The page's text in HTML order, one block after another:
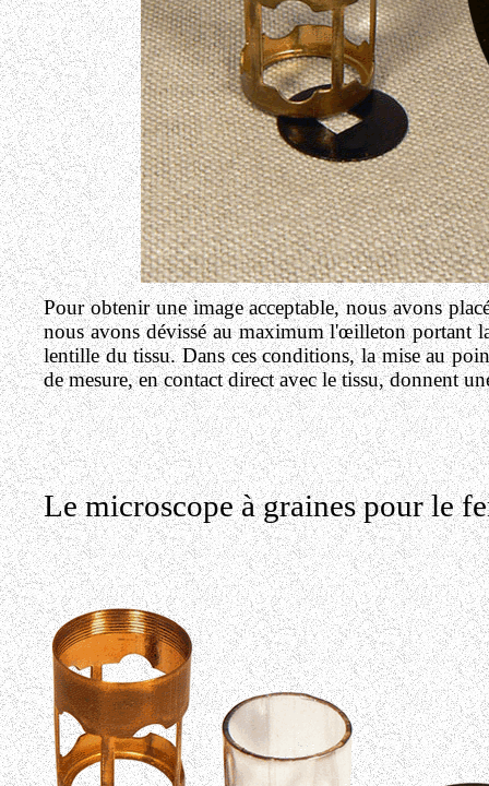
Pour obtenir une image acceptable, nous avons
nous avons dévissé au maximum l'œilleton portant
lentille du tissu. Dans ces conditions, la mise au
de mesure, en contact direct avec le tissu, donnent
Le microscope à graines pour le